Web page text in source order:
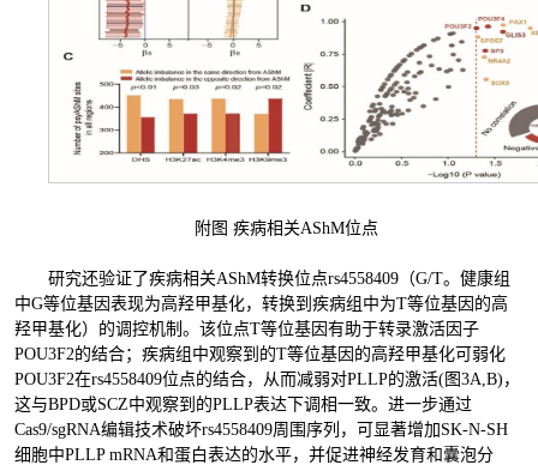
附图 疾病相关AShM位点
研究还验证了疾病相关AShM转换位点rs4558409（G/T。健康组
中G等位基因表现为高羟甲基化，转换到疾病组中为T等位基因的高
羟甲基化）的调控机制。该位点T等位基因有助于转录激活因子
POU3F2的结合；疾病组中观察到的T等位基因的高羟甲基化可弱化
POU3F2在rs4558409位点的结合，从而减弱对PLLP的激活(图3A,B)，
这与BPD或SCZ中观察到的PLLP表达下调相一致。进一步通过
Cas9/sgRNA编辑技术破坏rs4558409周围序列，可显著增加SK-N-SH
细胞中PLLPmRNA和蛋白表达的水平，并促进神经发育和囊泡分